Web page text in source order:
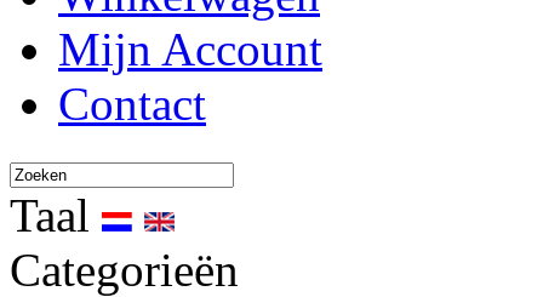
Mijn Account
Contact
Taal
Categorieën